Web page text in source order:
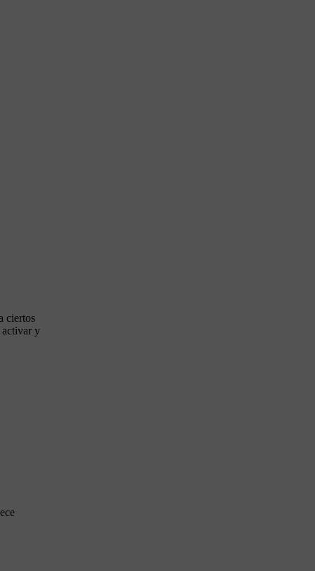
ciertos
y